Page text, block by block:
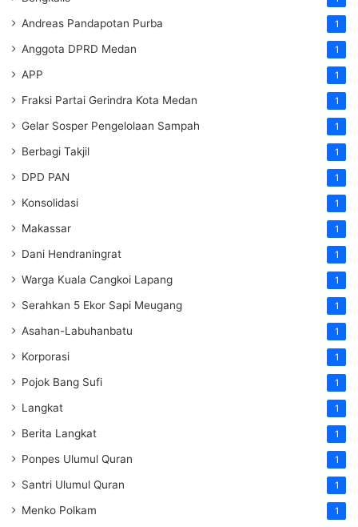
Andreas Pandapotan Purba 1
Anggota DPRD Medan 1
APP 1
Fraksi Partai Gerindra Kota Medan 1
Gelar Sosper Pengelolaan Sampah 1
Berbagi Takjil 1
DPD PAN 1
Konsolidasi 1
Makassar 1
Dani Hendraningrat 1
Warga Kuala Cangkoi Lapang 1
Serahkan 5 Ekor Sapi Meugang 1
Asahan-Labuhanbatu 1
Korporasi 1
Pojok Bang Sufi 1
Langkat 1
Berita Langkat 1
Ponpes Ulumul Quran 1
Santri Ulumul Quran 1
Menko Polkam 1